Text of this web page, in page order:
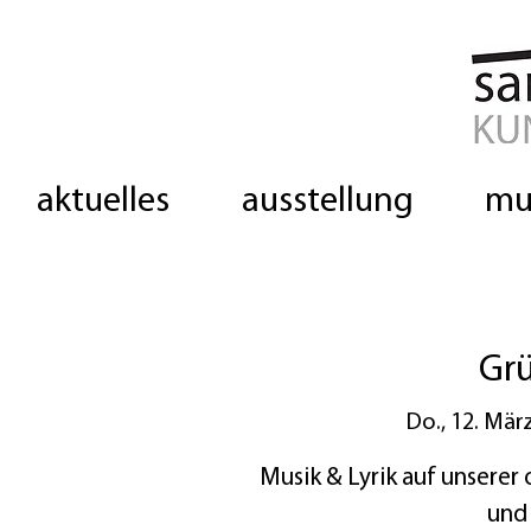
aktuelles ausstellung
Do., 12.
Musik & Lyrik auf